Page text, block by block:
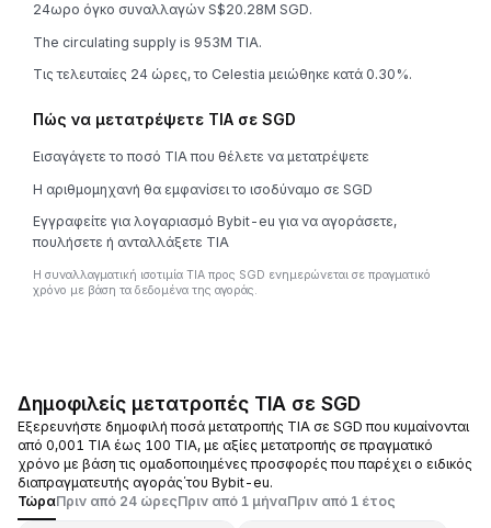
24ωρο όγκο συναλλαγών S$20.28M SGD.
The circulating supply is 953M TIA.
Τις τελευταίες 24 ώρες, το Celestia μειώθηκε κατά 0.30%.
Πώς να μετατρέψετε TIA σε SGD
Εισαγάγετε το ποσό TIA που θέλετε να μετατρέψετε
Η αριθμομηχανή θα εμφανίσει το ισοδύναμο σε SGD
Εγγραφείτε για λογαριασμό Bybit-eu για να αγοράσετε,
πουλήσετε ή ανταλλάξετε TIA
Η συναλλαγματική ισοτιμία TIA προς SGD ενημερώνεται σε πραγματικό
χρόνο με βάση τα δεδομένα της αγοράς.
Δημοφιλείς μετατροπές TIA σε SGD
Εξερευνήστε δημοφιλή ποσά μετατροπής TIA σε SGD που κυμαίνονται
από 0,001 TIA έως 100 TIA, με αξίες μετατροπής σε πραγματικό
χρόνο με βάση τις ομαδοποιημένες προσφορές που παρέχει ο ειδικός
διαπραγματευτής αγοράς΄του Bybit-eu.
ΤώραΠριν από 24 ώρεςΠριν από 1 μήναΠριν από 1 έτος